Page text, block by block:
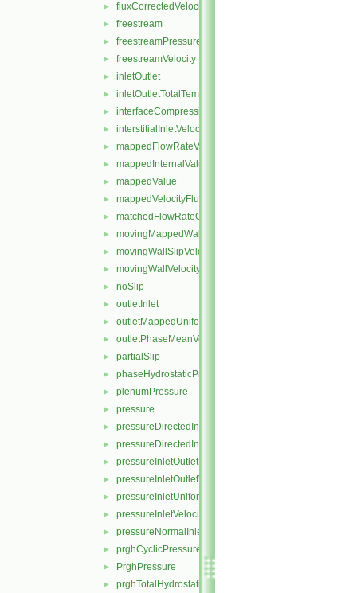
► fluxCorrectedVelocity
► freestream
► freestreamPressure
► freestreamVelocity
► inletOutlet
► inletOutletTotalTemperature
► interfaceCompression
► interstitialInletVelocity
► mappedFlowRateVelocity
► mappedInternalValue
► mappedValue
► mappedVelocityFlux
► matchedFlowRateOutletVelocity
► movingMappedWallVelocity
► movingWallSlipVelocity
► movingWallVelocity
► noSlip
► outletInlet
► outletMappedUniformInlet
► outletPhaseMeanVelocity
► partialSlip
► phaseHydrostaticPressure
► plenumPressure
► pressure
► pressureDirectedInletOutletVelocity
► pressureDirectedInletVelocity
► pressureInletOutletParSlipVelocity
► pressureInletOutletVelocity
► pressureInletUniformVelocity
► pressureInletVelocity
► pressureNormalInletOutletVelocity
► prghCyclicPressure
► PrghPressure
► prghTotalHydrostaticPressure